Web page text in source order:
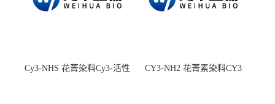
Cy3-NHS 花菁染料Cy3-活性
CY3-NH2 花菁素染料CY3